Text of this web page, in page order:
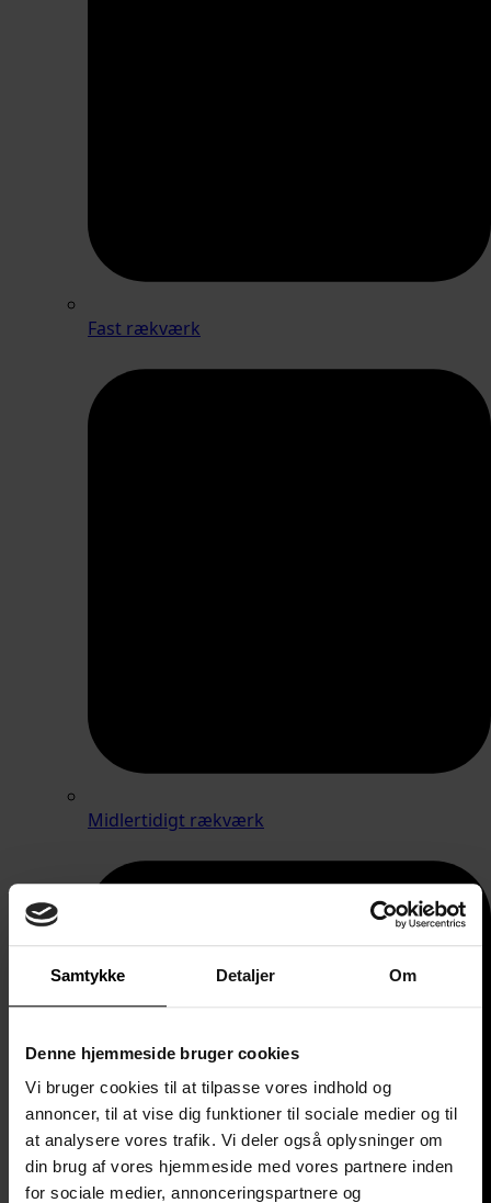
Samtykke Detaljer Om
Denne hjemmeside bruger cookies
Vi bruger cookies til at tilpasse vores indhold og
annoncer, til at vise dig funktioner til sociale medier og til
at analysere vores trafik. Vi deler også oplysninger om
din brug af vores hjemmeside med vores partnere inden
for sociale medier, annonceringspartnere og
Fast rækværk
Midlertidigt rækværk